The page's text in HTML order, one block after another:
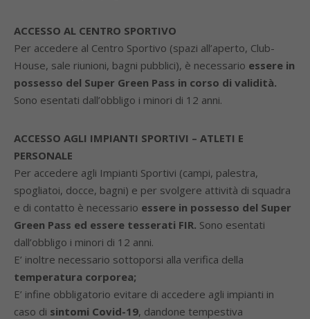
ACCESSO AL CENTRO SPORTIVO
Per accedere al Centro Sportivo (spazi all’aperto, Club-
House, sale riunioni, bagni pubblici), è necessario essere in
possesso del Super Green Pass in corso di validità.
Sono esentati dall’obbligo i minori di 12 anni.
ACCESSO AGLI IMPIANTI SPORTIVI – ATLETI E
PERSONALE
Per accedere agli Impianti Sportivi (campi, palestra,
spogliatoi, docce, bagni) e per svolgere attività di squadra
e di contatto è necessario essere in possesso del Super
Green Pass ed essere tesserati FIR. Sono esentati
dall’obbligo i minori di 12 anni.
E’ inoltre necessario sottoporsi alla verifica della
temperatura corporea;
E’ infine obbligatorio evitare di accedere agli impianti in
caso di sintomi Covid-19, dandone tempestiva